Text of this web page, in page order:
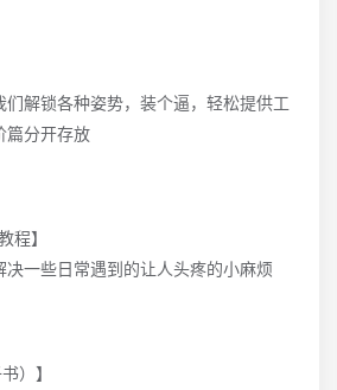
解锁各种姿势，装个逼，轻松提供工
篇分开存放
程】
一些日常遇到的让人头疼的小麻烦
）】